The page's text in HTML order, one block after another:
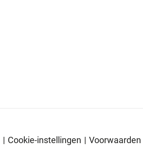
| Cookie-instellingen | Voorwaarden